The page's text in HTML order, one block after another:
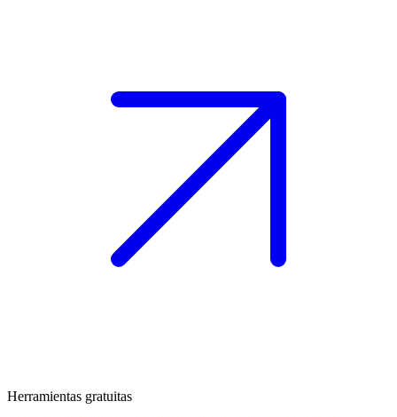
Herramientas gratuitas